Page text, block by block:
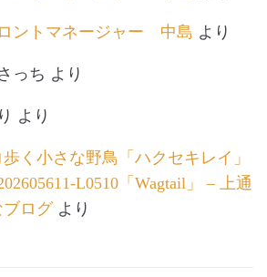
ントマネージャー 中島 より
っち より
より
く小さな野鳥「ハクセキレイ」
L0510「Wagtail」 – 上通
ログより